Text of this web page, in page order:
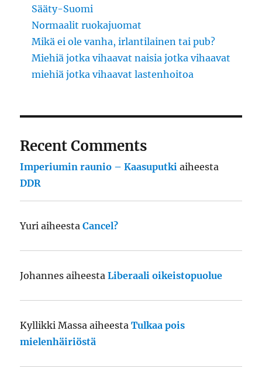
Sääty-Suomi
Normaalit ruokajuomat
Mikä ei ole vanha, irlantilainen tai pub?
Miehiä jotka vihaavat naisia jotka vihaavat
miehiä jotka vihaavat lastenhoitoa
Recent Comments
Imperiumin raunio – Kaasuputki aiheesta
DDR
Yuri aiheestaCancel?
Johannes aiheestaLiberaali oikeistopuolue
Kyllikki Massa aiheestaTulkaa pois
mielenhäiriöstä